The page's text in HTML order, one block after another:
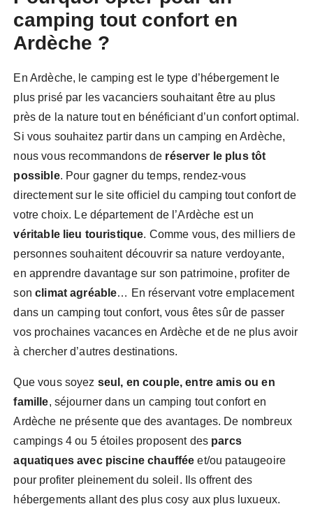
camping tout confort en
Ardèche ?
En Ardèche, le camping est le type d’hébergement le
plus prisé par les vacanciers souhaitant être au plus
près de la nature tout en bénéficiant d’un confort optimal.
Si vous souhaitez partir dans un camping en Ardèche,
nous vous recommandons de réserver le plus tôt
possible. Pour gagner du temps, rendez-vous
directement sur le site officiel du camping tout confort de
votre choix. Le département de l’Ardèche est un
véritable lieu touristique. Comme vous, des milliers de
personnes souhaitent découvrir sa nature verdoyante,
en apprendre davantage sur son patrimoine, profiter de
sonclimat agréable… En réservant votre emplacement
dans un camping tout confort, vous êtes sûr de passer
vos prochaines vacances en Ardèche et de ne plus avoir
à chercher d’autres destinations.
Que vous soyez seul, en couple, entre amis ou en
famille, séjourner dans un camping tout confort en
Ardèche ne présente que des avantages. De nombreux
campings 4 ou 5 étoiles proposent des parcs
aquatiques avec piscine chauffée et/ou pataugeoire
pour profiter pleinement du soleil. Ils offrent des
hébergements allant des plus cosy aux plus luxueux.